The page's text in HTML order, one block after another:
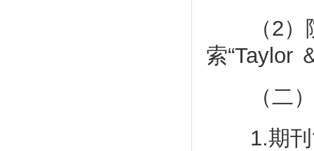
（2）院
索“Taylor
（二）
1.期刊